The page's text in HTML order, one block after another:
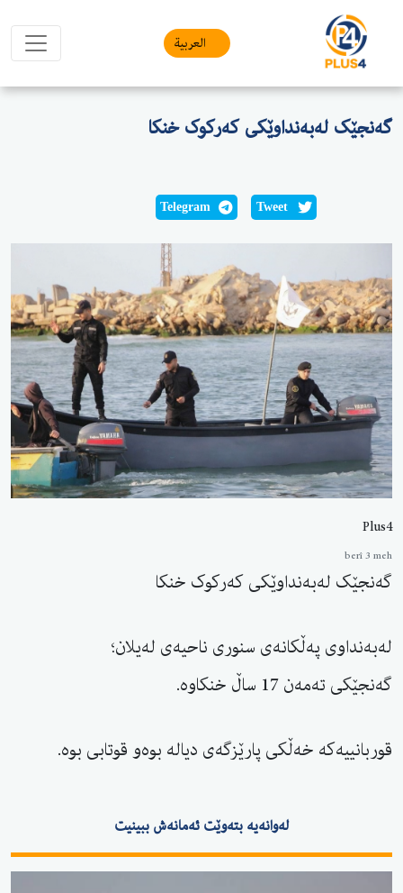
العربیة
گەنجێک لەبەنداوێکی کەرکوک خنکا
Tweet
Telegram
Plus4
berî 3 meh
گەنجێک لەبەنداوێکی کەرکوک خنکا
لەبەنداوی پەڵکانەی سنوری ناحیەی لەیلان؛
گەنجێکی تەمەن 17 ساڵ خنکاوە.
قوربانییەکە خەڵکی پارێزگەی دیالە بوەو قوتابی بوە.
لەوانەیە بتەوێت ئەمانەش ببینیت